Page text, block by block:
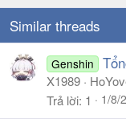
Similar threads
Genshin
X1989
Trả lời 1 1/8/